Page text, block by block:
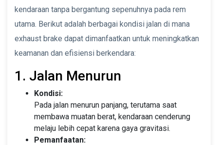
kendaraan tanpa bergantung sepenuhnya pada rem
utama. Berikut adalah berbagai kondisi jalan di mana
exhaust brake dapat dimanfaatkan untuk meningkatkan
keamanan dan efisiensi berkendara:
1. Jalan Menurun
Kondisi:
Pada jalan menurun panjang, terutama saat
membawa muatan berat, kendaraan cenderung
melaju lebih cepat karena gaya gravitasi.
Pemanfaatan: